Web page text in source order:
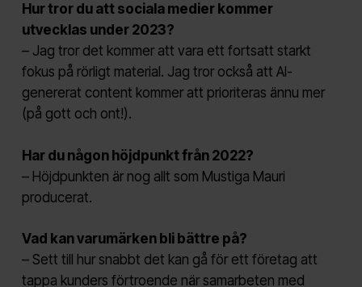
Hur tror du att sociala medier kommer
utvecklas under 2023?
– Jag tror det kommer att vara ett fortsatt starkt
fokus på rörligt material. Jag tror också att AI-
genererat content kommer att prioriteras ännu mer
(på gott och ont!).
Har du någon höjdpunkt från 2022?
– Höjdpunkten är nog allt som Mustiga Mauri
producerat.
Vad kan varumärken bli bättre på?
– Sett till hur snabbt det kan gå för ett företag att
tappa kunders förtroende när samarbeten med